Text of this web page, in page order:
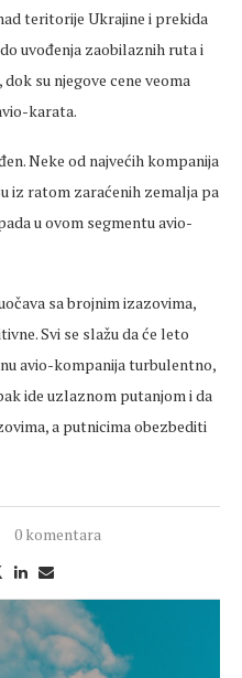
teritorije Ukrajine i prekida
uvođenja zaobilaznih ruta i
su njegove cene veoma
karata.
Neke od najvećih kompanija
iz ratom zaraćenih zemalja pa
u ovom segmentu avio-
sa brojnim izazovima,
Svi se slažu da će leto
avio-kompanija turbulentno,
ide uzlaznom putanjom i da
a putnicima obezbediti
0 komentara